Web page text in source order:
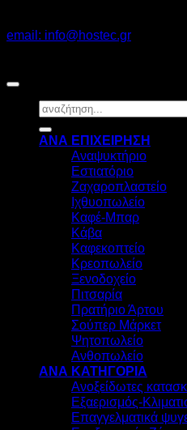
email: info@hostec.gr
Αναζήτηση
για:
ΑΝΑ ΕΠΙΧΕΙΡΗΣΗ
Αναψυκτήριο
Εστιατόριο
Ζαχαροπλαστείο
Ιχθυοπωλείο
Καφέ-Μπαρ
Κάβα
Καφεκοπτείο
Κρεοπωλείο
Ξενοδοχείο
Πιτσαρία
Πρατήριο Άρτου
Σούπερ Μάρκετ
Ψητοπωλείο
Ανθοπωλείο
ΑΝΑ ΚΑΤΗΓΟΡΙΑ
Ανοξείδωτες
Εξαερισμός-
Επαγγελματικά